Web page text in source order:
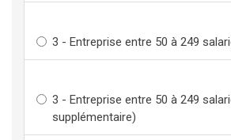
3 - Entreprise entre 50 à 249
3 - Entreprise entre 50 à 249
supplémentaire)